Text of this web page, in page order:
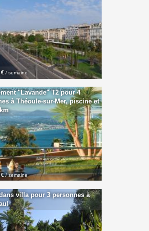
€ / semaine
"Lavande" T2 pour 4
à Théoule-sur-Mer, piscine et
€/ semaine
villa pour 3 personnes à